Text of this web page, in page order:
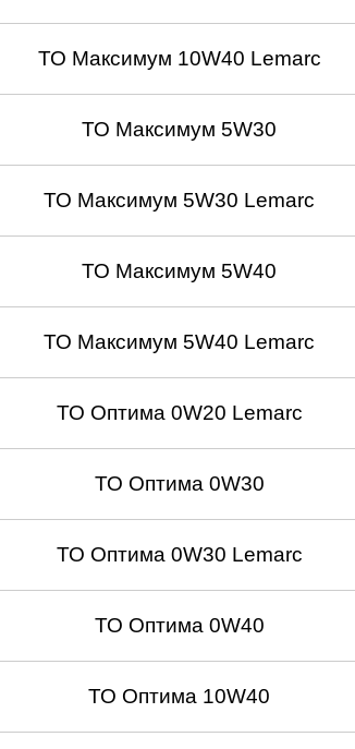
ТО Максимум 10W40 Lemarc
ТО Максимум 5W30
ТО Максимум 5W30 Lemarc
ТО Максимум 5W40
ТО Максимум 5W40 Lemarc
ТО Оптима 0W20 Lemarc
ТО Оптима 0W30
ТО Оптима 0W30 Lemarc
ТО Оптима 0W40
ТО Оптима 10W40